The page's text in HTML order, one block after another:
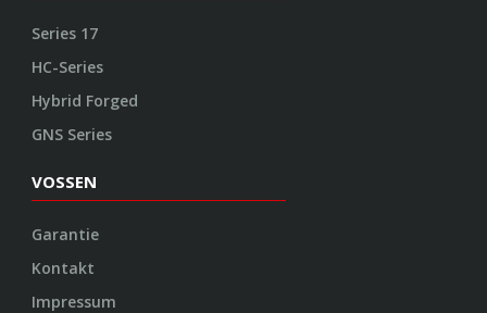
Series 17
HC-Series
Hybrid Forged
GNS Series
VOSSEN
Garantie
Kontakt
Impressum